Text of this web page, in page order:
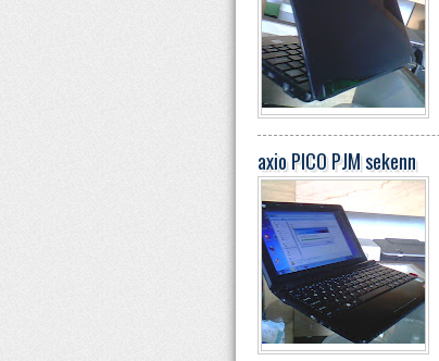
axio PICO PJM sekenn